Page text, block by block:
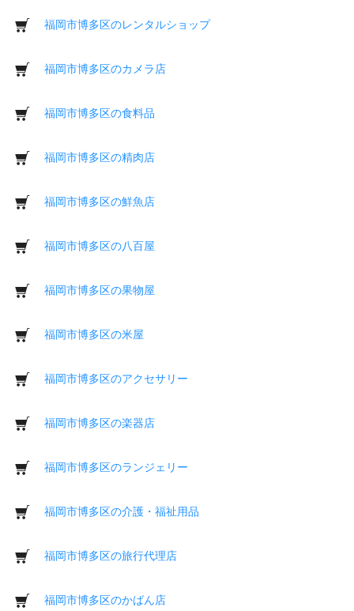
福岡市博多区のレンタルショップ
福岡市博多区のカメラ店
福岡市博多区の食料品
福岡市博多区の精肉店
福岡市博多区の鮮魚店
福岡市博多区の八百屋
福岡市博多区の果物屋
福岡市博多区の米屋
福岡市博多区のアクセサリー
福岡市博多区の楽器店
福岡市博多区のランジェリー
福岡市博多区の介護・福祉用品
福岡市博多区の旅行代理店
福岡市博多区のかばん店